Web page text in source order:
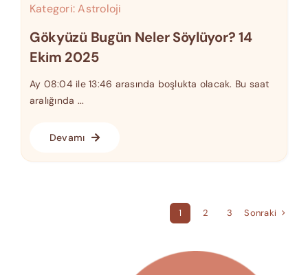
Kategori:Astroloji
Gökyüzü Bugün Neler Söylüyor? 14
Ekim 2025
Ay 08:04 ile 13:46 arasında boşlukta olacak. Bu saat
aralığında ...
Devamı
1 2 3 Sonraki